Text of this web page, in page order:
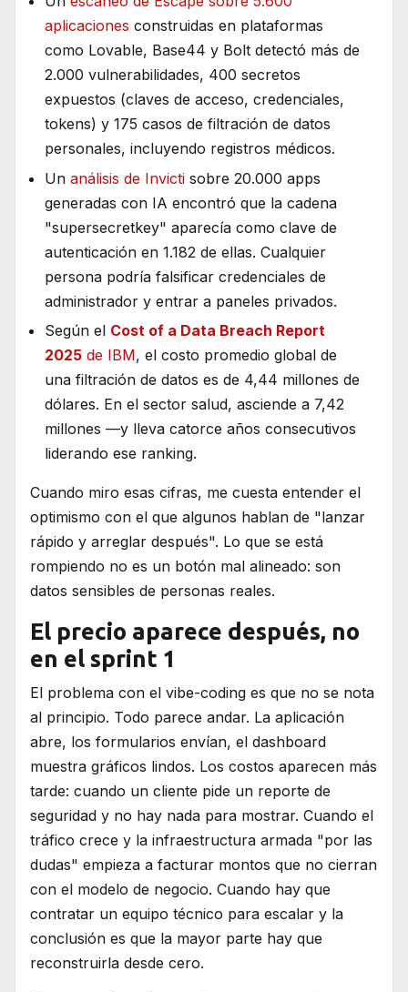
aplicaciones construidas en plataformas
como Lovable, Base44 y Bolt detectó más de
2.000 vulnerabilidades, 400 secretos
expuestos (claves de acceso, credenciales,
tokens) y 175 casos de filtración de datos
personales, incluyendo registros médicos.
Un análisis de Invicti sobre 20.000 apps
generadas con IA encontró que la cadena
"supersecretkey" aparecía como clave de
autenticación en 1.182 de ellas. Cualquier
persona podría falsificar credenciales de
administrador y entrar a paneles privados.
Según el Cost of a Data Breach Report
2025 de IBM, el costo promedio global de
una filtración de datos es de 4,44 millones de
dólares. En el sector salud, asciende a 7,42
millones —y lleva catorce años consecutivos
liderando ese ranking.
Cuando miro esas cifras, me cuesta entender el
optimismo con el que algunos hablan de "lanzar
rápido y arreglar después". Lo que se está
rompiendo no es un botón mal alineado: son
datos sensibles de personas reales.
El precio aparece después, no
en el sprint 1
El problema con el vibe-coding es que no se nota
al principio. Todo parece andar. La aplicación
abre, los formularios envían, el dashboard
muestra gráficos lindos. Los costos aparecen más
tarde: cuando un cliente pide un reporte de
seguridad y no hay nada para mostrar. Cuando el
tráfico crece y la infraestructura armada "por las
dudas" empieza a facturar montos que no cierran
con el modelo de negocio. Cuando hay que
contratar un equipo técnico para escalar y la
conclusión es que la mayor parte hay que
reconstruirla desde cero.